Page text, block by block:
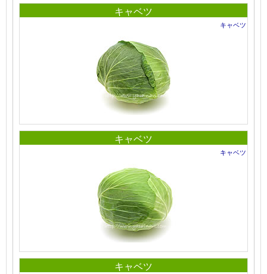
キャベツ
キャベツ
キャベツ
キャベツ
キャベツ